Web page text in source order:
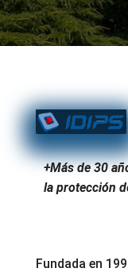
+Más de 30
la protección
Fundada en